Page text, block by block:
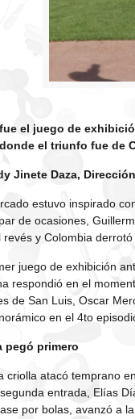
el juego de
el triunfo fue de
Jinete Daza,
estuvo inspirado
de ocasiones,
y Colombia derrotó
juego de exhibición
respondió en el
de San Luis, Oscar
en el 4to
pegó primero
criolla atacó temprano
entrada, Elías
por bolas, avanzó a la